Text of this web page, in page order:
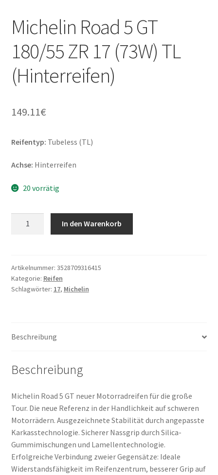
Michelin Road 5 GT
180/55 ZR 17 (73W) TL
(Hinterreifen)
149.11€
Reifentyp: Tubeless (TL)
Achse: Hinterreifen
20 vorrätig
180/55
ZR
17
Menge
In den Warenkorb
Artikelnummer: 3528709316415
Kategorie: Reifen
Schlagwörter: 17, Michelin
Beschreibung
Beschreibung
Michelin Road 5 GT neuer Motorradreifen für die große
Tour. Die neue Referenz in der Handlichkeit auf schweren
Motorrädern. Ausgezeichnete Stabilität durch angepasste
Karkasstechnologie. Sicherer Nassgrip durch Silica-
Gummimischungen und Lamellentechnologie.
Erfolgreiche Verbindung zweier Gegensätze: Ideale
Widerstandsfähigkeit im Reifenzentrum, besserer Grip auf